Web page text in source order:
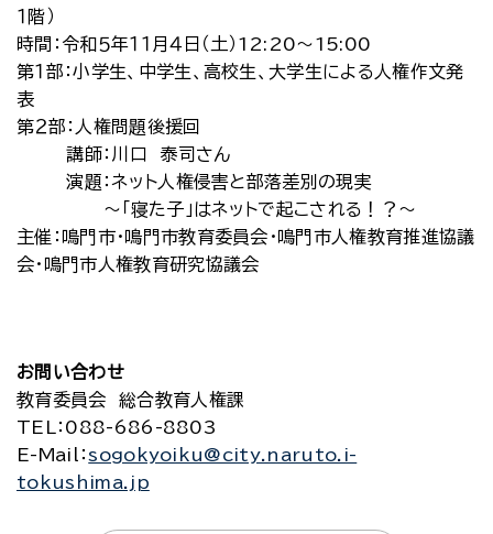
１階）
時間：令和５年１１月４日（土）12:20～15:00
第１部：小学生、中学生、高校生、大学生による人権作文発
表
第２部：人権問題後援回
講師：川口 泰司さん
演題：ネット人権侵害と部落差別の現実
～「寝た子」はネットで起こされる！？～
主催：鳴門市・鳴門市教育委員会・鳴門市人権教育推進協議
会・鳴門市人権教育研究協議会
お問い合わせ
教育委員会 総合教育人権課
TEL
：088-686-8803
E-Mail
： sogokyoiku@city.naruto.i-
tokushima.jp